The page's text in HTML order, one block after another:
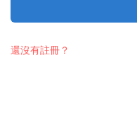
還沒有註冊？